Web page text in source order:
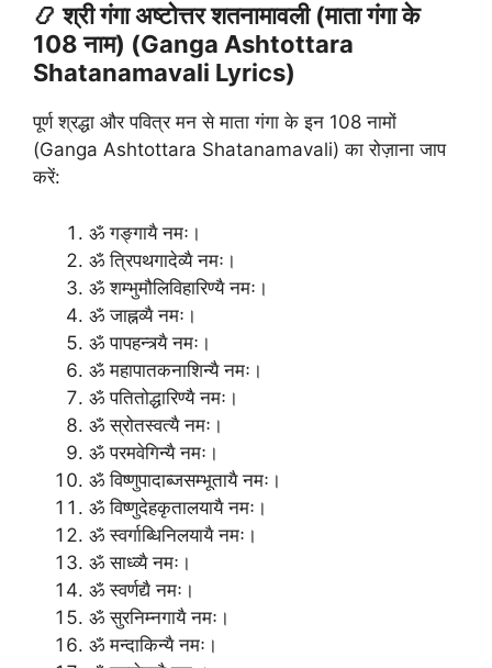
📿 श्री गंगा अष्टोत्तर शतनामावली (माता गंगा के
108 नाम) (Ganga Ashtottara
Shatanamavali Lyrics)
पूर्ण श्रद्धा और पवित्र मन से माता गंगा के इन 108 नामों
(Ganga Ashtottara Shatanamavali) का रोज़ाना जाप
करें:
ॐ गङ्गायै नमः।
ॐ त्रिपथगादेव्यै नमः।
ॐ शम्भुमौलिविहारिण्यै नमः।
ॐ जाह्नव्यै नमः।
ॐ पापहन्त्र्यै नमः।
ॐ महापातकनाशिन्यै नमः।
ॐ पतितोद्धारिण्यै नमः।
ॐ स्रोतस्वत्यै नमः।
ॐ परमवेगिन्यै नमः।
ॐ विष्णुपादाब्जसम्भूतायै नमः।
ॐ विष्णुदेहकृतालयायै नमः।
ॐ स्वर्गाब्धिनिलयायै नमः।
ॐ साध्व्यै नमः।
ॐ स्वर्णद्यै नमः।
ॐ सुरनिम्नगायै नमः।
ॐ मन्दाकिन्यै नमः।